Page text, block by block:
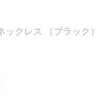
クレス （ブラック）